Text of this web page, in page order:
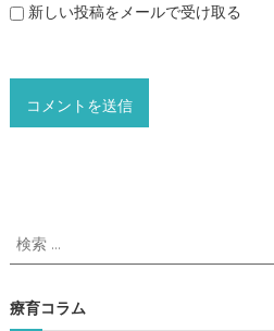
新しい投稿をメールで受け取る
検
索
象
:
療育コラム